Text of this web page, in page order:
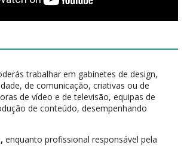
trabalhar em gabinetes de design,
de comunicação, criativas ou de
de vídeo e de televisão, equipas de
de conteúdo, desempenhando
enquanto profissional responsável pela